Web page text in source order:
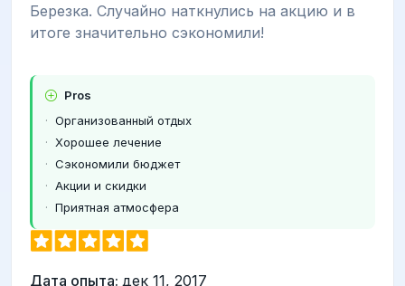
Березка. Случайно наткнулись на акцию и в
итоге значительно сэкономили!
Pros
Организованный отдых
Хорошее лечение
Сэкономили бюджет
Акции и скидки
Приятная атмосфера
Дата опыта: дек 11, 2017